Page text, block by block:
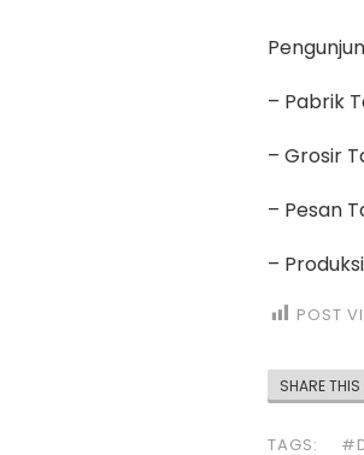
– Pabrik
– Grosir
– Pesan
–
POST
SHARE THIS
TAGS: